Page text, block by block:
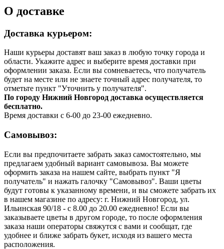
О доставке
Доставка курьером:
Наши курьеры доставят ваш заказ в любую точку города и
области. Укажите адрес и выберите время доставки при
оформлении заказа. Если вы сомневаетесь, что получатель
будет на месте или не знаете точный адрес получателя, то
отметьте пункт "Уточнить у получателя".
По городу Нижний Новгород доставка осуществляется
бесплатно.
Время доставки с 6-00 до 23-00 ежедневно.
Самовывоз:
Если вы предпочитаете забрать заказ самостоятельно, мы
предлагаем удобный вариант самовывоза. Вы можете
оформить заказа на нашем сайте, выбрать пункт "Я
получатель" и нажать галочку "Самовывоз". Ваши цветы
будут готовы к указанному времени, и вы сможете забрать их
в нашем магазине по адресу: г. Нижний Новгород, ул.
Ильинская 90/18 - с 8.00 до 20.00 ежедневно! Если вы
заказываете цветы в другом городе, то после оформления
заказа наши операторы свяжутся с вами и сообщат, где
удобнее и ближе забрать букет, исходя из вашего места
расположения.